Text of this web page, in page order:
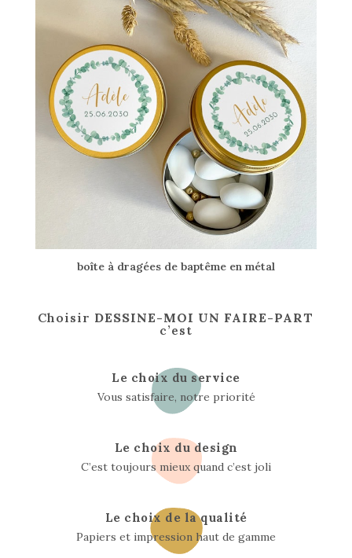
boîte à dragées de baptême en métal
Choisir DESSINE-MOI UN FAIRE-PART
c’est
Le choix du service
Vous satisfaire, notre priorité
Le choix du design
C’est toujours mieux quand c’est joli
Le choix de la qualité
Papiers et impression haut de gamme